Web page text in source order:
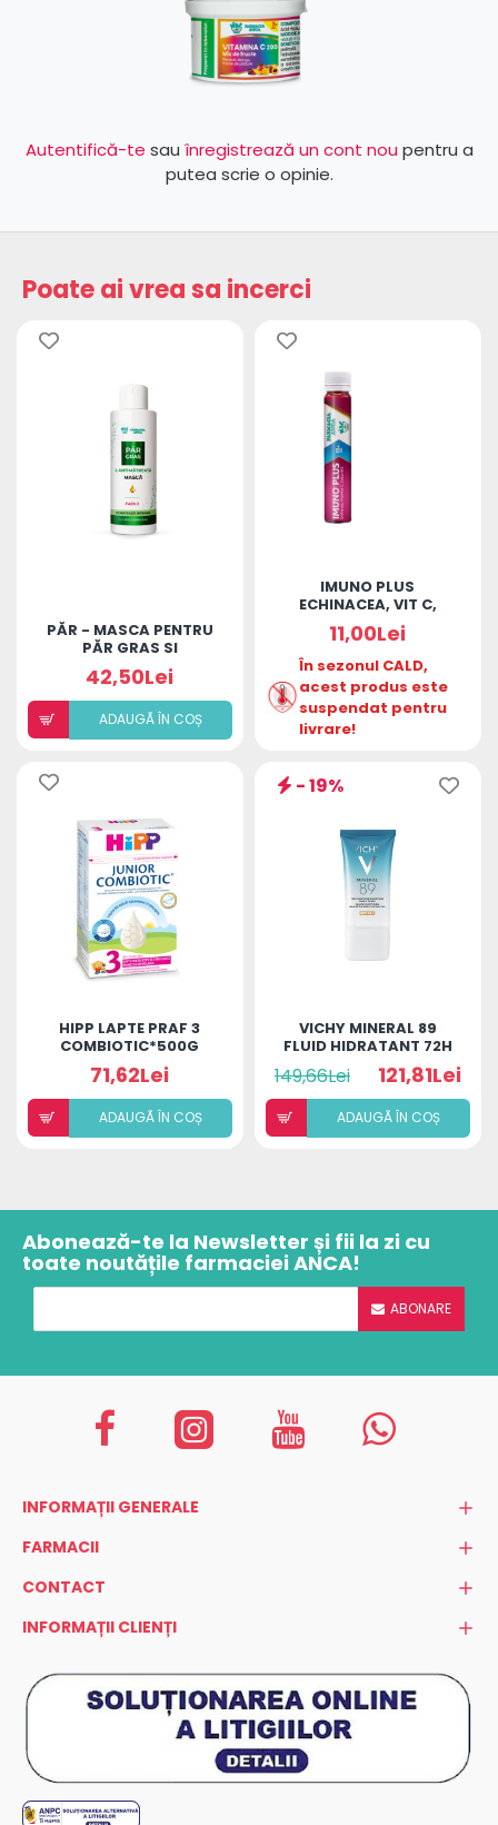
Autentifică-te sau înregistrează un cont nou pentru a
putea scrie o opinie.
Poate ai vrea sa incerci
PĂR - MASCA PENTRU
PĂR GRAS SI
ANTIMATREATA
42,50Lei
ADAUGÃ ÎN COȘ
IMUNO PLUS
ECHINACEA, VIT C,
CISTUS, LACTOFERINA
12+ ANI
11,00Lei
În sezonul CALD,
acest produs este
suspendat pentru
livrare!
HIPP LAPTE PRAF 3
COMBIOTIC*500G
71,62Lei
ADAUGÃ ÎN COȘ
- 19%
VICHY MINERAL 89
FLUID HIDRATANT 72H
SPF50
149,66Lei 121,81Lei
ADAUGÃ ÎN COȘ
Abonează-te la Newsletter și fii la zi cu
toate noutățile farmaciei ANCA!
ABONARE
INFORMAȚII GENERALE
FARMACII
CONTACT
INFORMAȚII CLIENȚI